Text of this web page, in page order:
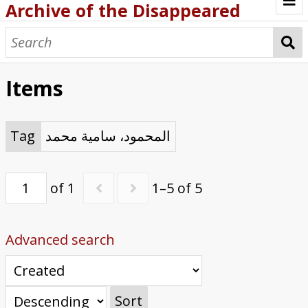
Archive of the Disappeared
Browse Items
Browse Collections
About
Archive methodology
Home
Items
Tag المحمود، سامية محمد
of 1 1–5 of 5
Advanced search
Sort